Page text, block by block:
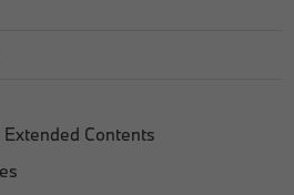
Contents